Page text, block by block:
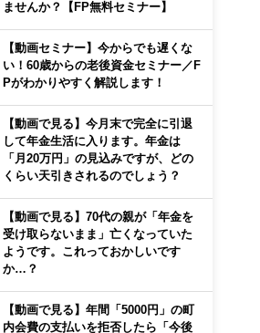
ませんか？【FP無料セミナー】
【動画セミナー】今からでも遅くな
い！60歳からの老後資金セミナー／F
Pがわかりやすく解説します！
【動画で見る】今月末で完全に引退
して年金生活に入ります。年金は
「月20万円」の見込みですが、どの
くらい天引きされるのでしょう？
【動画で見る】70代の親が「年金を
受け取らないまま」亡くなっていた
ようです。これっておかしいです
か…？
【動画で見る】年間「5000円」の町
内会費の支払いを拒否したら「今後